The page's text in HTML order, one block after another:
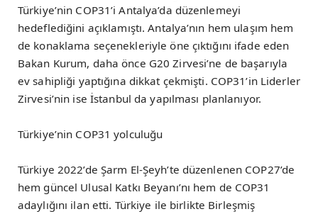
Türkiye’nin COP31’i Antalya’da düzenlemeyi
hedeflediğini açıklamıştı. Antalya’nın hem ulaşım hem
de konaklama seçenekleriyle öne çıktığını ifade eden
Bakan Kurum, daha önce G20 Zirvesi’ne de başarıyla
ev sahipliği yaptığına dikkat çekmişti. COP31’in Liderler
Zirvesi’nin ise İstanbul da yapılması planlanıyor.
Türkiye’nin COP31 yolculuğu
Türkiye 2022’de Şarm El-Şeyh’te düzenlenen COP27’de
hem güncel Ulusal Katkı Beyanı’nı hem de COP31
adaylığını ilan etti. Türkiye ile birlikte Birleşmiş